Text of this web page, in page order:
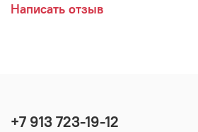
Написать отзыв
+7 913 723-19-12